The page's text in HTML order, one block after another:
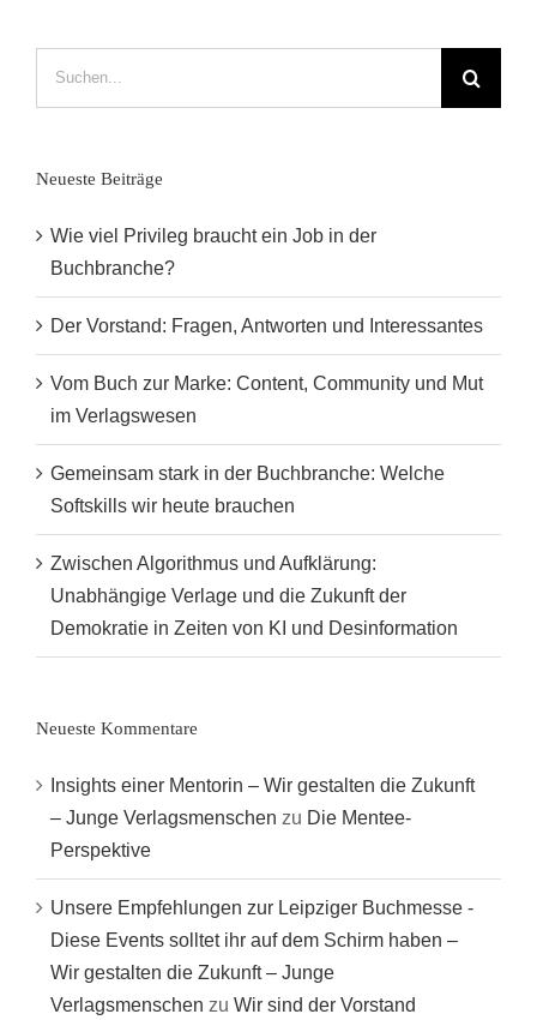
Neueste Beiträge
Wie viel Privileg braucht ein Job in der
Buchbranche?
Der Vorstand: Fragen, Antworten und Interessantes
Vom Buch zur Marke: Content, Community und Mut
im Verlagswesen
Gemeinsam stark in der Buchbranche: Welche
Softskills wir heute brauchen
Zwischen Algorithmus und Aufklärung:
Unabhängige Verlage und die Zukunft der
Demokratie in Zeiten von KI und Desinformation
Neueste Kommentare
Insights einer Mentorin – Wir gestalten die Zukunft
– Junge Verlagsmenschen zu Die Mentee-
Perspektive
Unsere Empfehlungen zur Leipziger Buchmesse -
Diese Events solltet ihr auf dem Schirm haben –
Wir gestalten die Zukunft – Junge
Verlagsmenschen zu Wir sind der Vorstand